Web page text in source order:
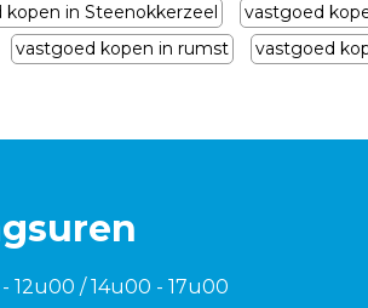
kopen in Steenokkerzeel vastgoed
vastgoed kopen in rumst vastgoed
12u00 / 14u00 - 17u00